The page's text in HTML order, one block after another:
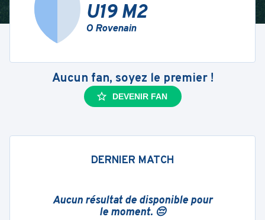
U19 M2
O Rovenain
Aucun fan, soyez le premier !
DEVENIR FAN
DERNIER MATCH
Aucun résultat de disponible pour
le moment. 😔